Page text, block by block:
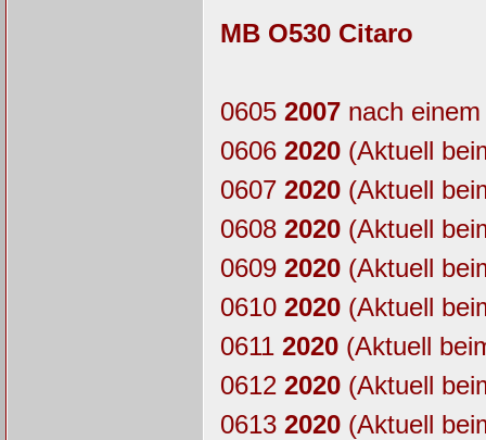
MB O530 Citaro
0605 2007nach einem
0606 2020(Aktuell
0607 2020(Aktuell
0608 2020(Aktuell
0609 2020(Aktuell
0610 2020(Aktuell
0611 2020(Aktuell
0612 2020(Aktuell
0613 2020(Aktuell